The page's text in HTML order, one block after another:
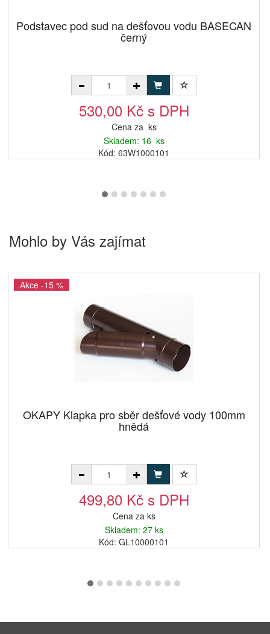
Podstavec pod sud na dešťovou vodu BASECAN
černý
530,00 Kč s DPH
Cena za ks
Skladem: 16 ks
Kód: 63W1000101
Mohlo by Vás zajímat
Akce -15 %
OKAPY Klapka pro sběr dešťové vody 100mm
hnědá
499,80 Kč s DPH
Cena za ks
Skladem: 27 ks
Kód: GL10000101